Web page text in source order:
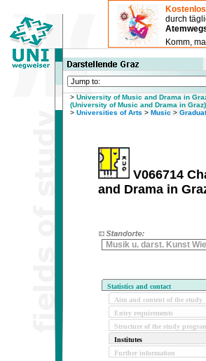
durch
Komm,
> University of Music and Drama in
(University of Music and Drama in Graz)
> Universities of Arts > Music >
V066714
and Drama in
Musik u. darst. Kunst
Statistics and contact
Aim and content of the study
Entry requirements
Structure of the study
Institutes
Further information